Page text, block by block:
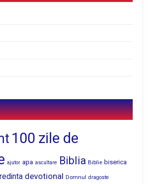
100 zile de
ajutor apa ascultare Biblia Biblie biserica
devotional Domnul dragoste